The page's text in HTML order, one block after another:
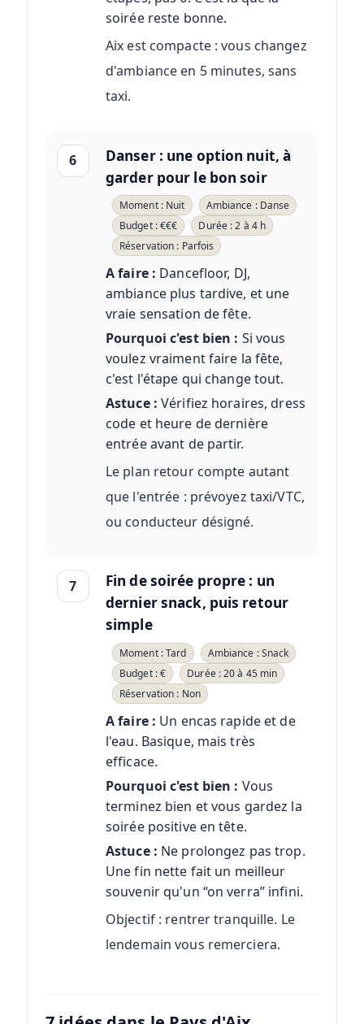
soirée reste bonne.
Aix est compacte : vous changez
d'ambiance en 5 minutes, sans
taxi.
6
Danser : une option nuit, à
garder pour le bon soir
Moment : Nuit
Ambiance : Danse
Budget : €€€
Durée : 2 à 4 h
Réservation : Parfois
A faire : Dancefloor, DJ,
ambiance plus tardive, et une
vraie sensation de fête.
Pourquoi c'est bien : Si vous
voulez vraiment faire la fête,
c'est l'étape qui change tout.
Astuce : Vérifiez horaires, dress
code et heure de dernière
entrée avant de partir.
Le plan retour compte autant
que l'entrée : prévoyez taxi/VTC,
ou conducteur désigné.
7
Fin de soirée propre : un
dernier snack, puis retour
simple
Moment : Tard
Ambiance : Snack
Budget : €
Durée : 20 à 45 min
Réservation : Non
A faire : Un encas rapide et de
l'eau. Basique, mais très
efficace.
Pourquoi c'est bien : Vous
terminez bien et vous gardez la
soirée positive en tête.
Astuce : Ne prolongez pas trop.
Une fin nette fait un meilleur
souvenir qu'un “on verra” infini.
Objectif : rentrer tranquille. Le
lendemain vous remerciera.